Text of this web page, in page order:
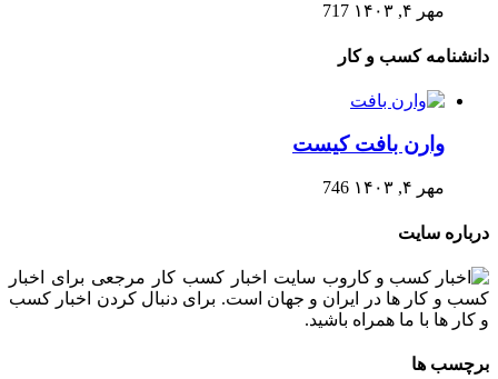
مهر ۴, ۱۴۰۳ 717
دانشنامه کسب و کار
وارن بافت کیست
مهر ۴, ۱۴۰۳ 746
درباره سایت
وب سایت اخبار کسب کار مرجعی برای اخبار
کسب و کار ها در ایران و جهان است. برای دنبال کردن اخبار کسب
و کار ها با ما همراه باشید.
برچسب ها